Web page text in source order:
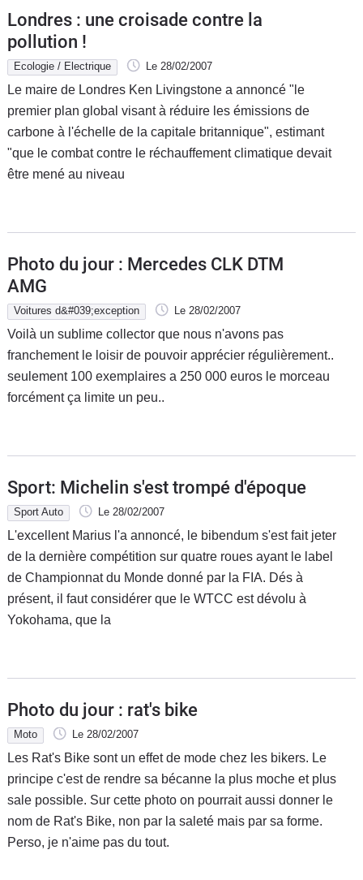
Londres : une croisade contre la
pollution !
Ecologie / Electrique Le 28/02/2007
Le maire de Londres Ken Livingstone a annoncé "le
premier plan global visant à réduire les émissions de
carbone à l'échelle de la capitale britannique", estimant
"que le combat contre le réchauffement climatique devait
être mené au niveau
Photo du jour : Mercedes CLK DTM
AMG
Voitures d&#039;exception Le 28/02/2007
Voilà un sublime collector que nous n'avons pas
franchement le loisir de pouvoir apprécier régulièrement..
seulement 100 exemplaires a 250 000 euros le morceau
forcément ça limite un peu..
Sport: Michelin s'est trompé d'époque
Sport Auto Le 28/02/2007
L'excellent Marius l'a annoncé, le bibendum s'est fait jeter
de la dernière compétition sur quatre roues ayant le label
de Championnat du Monde donné par la FIA. Dés à
présent, il faut considérer que le WTCC est dévolu à
Yokohama, que la
Photo du jour : rat's bike
Moto Le 28/02/2007
Les Rat's Bike sont un effet de mode chez les bikers. Le
principe c'est de rendre sa bécanne la plus moche et plus
sale possible. Sur cette photo on pourrait aussi donner le
nom de Rat's Bike, non par la saleté mais par sa forme.
Perso, je n'aime pas du tout.